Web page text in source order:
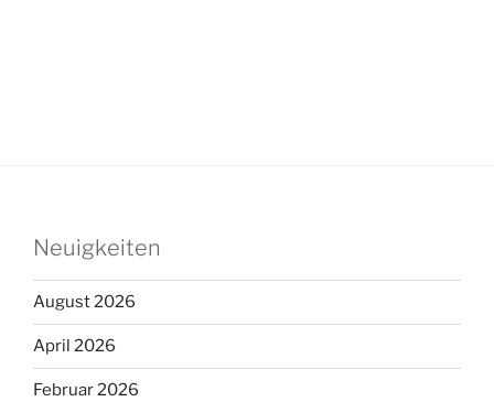
Neuigkeiten
August 2026
April 2026
Februar 2026